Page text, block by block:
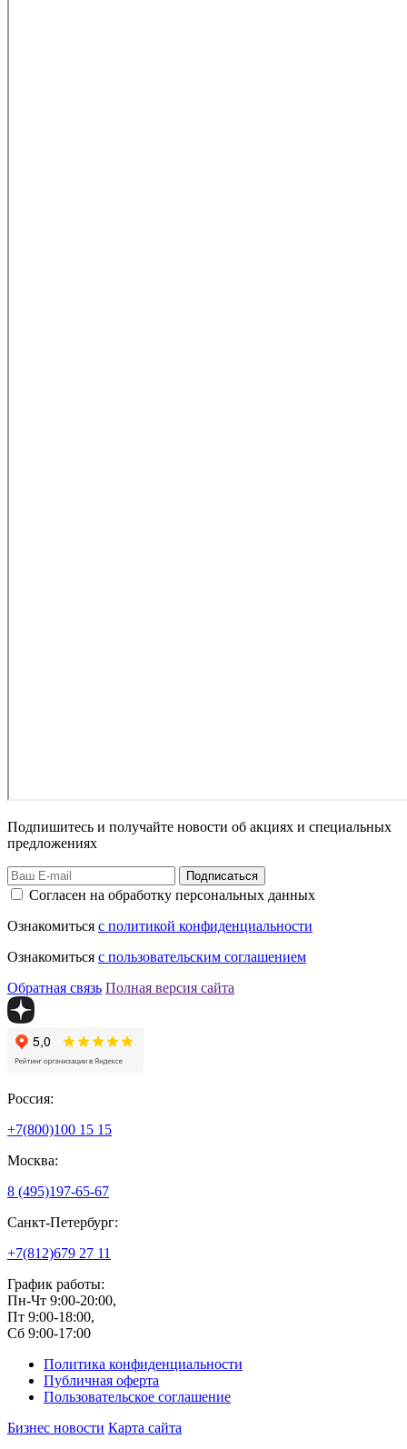
Подпишитесь и получайте новости об акциях и специальных
предложениях
Подписаться
Согласен на обработку персональных данных
Ознакомиться с политикой конфиденциальности
Ознакомиться с пользовательским соглашением
Обратная связь Полная версия сайта
Россия:
+7(800)100 15 15
Москва:
8 (495)197-65-67
Санкт-Петербург:
+7(812)679 27 11
График работы:
Пн-Чт 9:00-20:00,
Пт 9:00-18:00,
Сб 9:00-17:00
Политика конфиденциальности
Публичная оферта
Пользовательское соглашение
Бизнес новости Карта сайта